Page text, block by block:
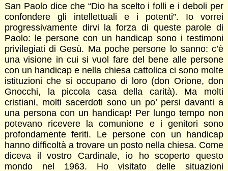
San Paolo dice che “Dio ha scelto i folli e i deboli per
confondere gli intellettuali e i potenti”. Io vorrei
progressivamente dirvi la forza di queste parole di
Paolo: le persone con un handicap sono i testimoni
privilegiati di Gesù. Ma poche persone lo sanno: c’è
una visione in cui si vuol fare del bene alle persone
con un handicap e nella chiesa cattolica ci sono molte
istituzioni che si occupano di loro (don Orione, don
Gnocchi, la piccola casa della carità). Ma molti
cristiani, molti sacerdoti sono un po’ persi davanti a
una persona con un handicap! Per lungo tempo non
potevano ricevere la comunione e i genitori sono
profondamente feriti. Le persone con un handicap
hanno difficoltà a trovare un posto nella chiesa. Come
diceva il vostro Cardinale, io ho scoperto questo
mondo nel 1963. Ho visitato delle situazioni